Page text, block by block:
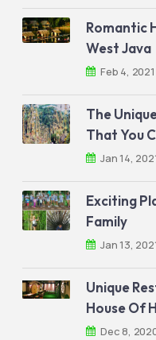
Romantic
West Java
Feb 4, 2021
The
That You
Jan 14,
Exciting
Family
Jan 13,
Unique
House Of
Dec 8,